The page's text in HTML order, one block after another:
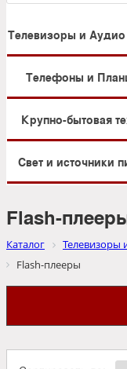
Телевизоры и Аудио
Телефоны и
Крупно-бытовая
Свет и источники
Flash-
Каталог Телевизоры
Flash-плееры